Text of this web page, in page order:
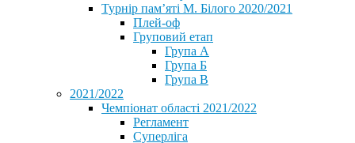
Турнір пам’яті М. Білого 2020/2021
Плей-оф
Груповий етап
Група А
Група Б
Група В
2021/2022
Чемпіонат області 2021/2022
Регламент
Суперліга